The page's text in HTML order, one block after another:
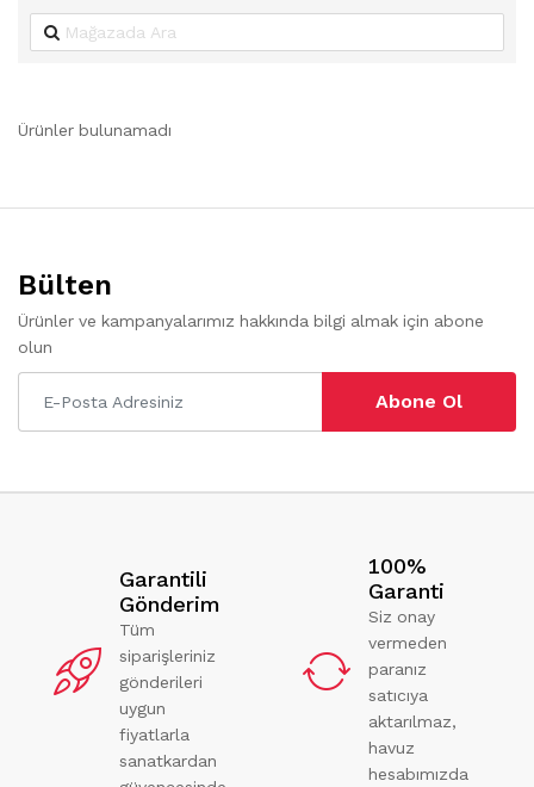
Ürünler bulunamadı
Bülten
Ürünler ve kampanyalarımız hakkında bilgi almak için abone
olun
Abone Ol
Garantili
Gönderim
Tüm
siparişleriniz
gönderileri
uygun
fiyatlarla
sanatkardan
100%
Garanti
Siz onay
vermeden
paranız
satıcıya
aktarılmaz,
havuz
hesabımızda